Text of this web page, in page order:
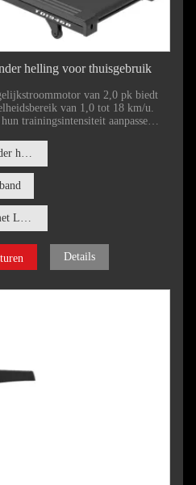
helling voor thuisgebruik
van 2,0 pk biedt
van 1,0 tot 18 km/u.
trainingsintensiteit aanpassen,
Details